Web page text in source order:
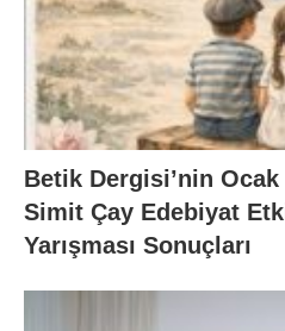
Betik Dergisi’nin Ocak
Simit Çay Edebiyat
Yarışması Sonuçları